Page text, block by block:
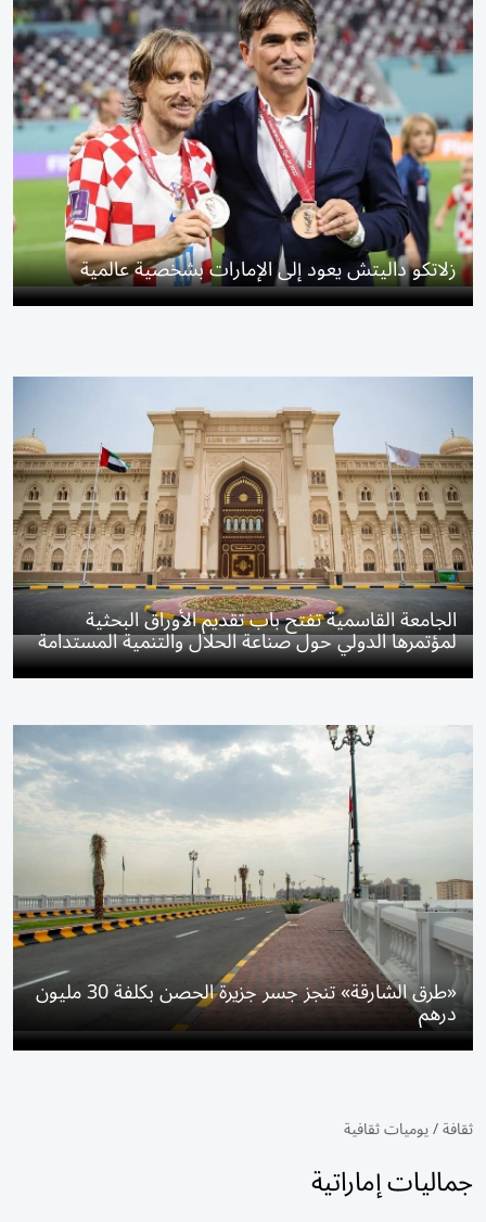
زلاتكو داليتش يعود إلى الإمارات بشخصية عالمية
الجامعة القاسمية تفتح باب تقديم الأوراق البحثية
لمؤتمرها الدولي حول صناعة الحلال والتنمية المستدامة
«طرق الشارقة» تنجز جسر جزيرة الحصن بكلفة 30 مليون
درهم
ثقافة/يوميات ثقافية
جماليات إماراتية